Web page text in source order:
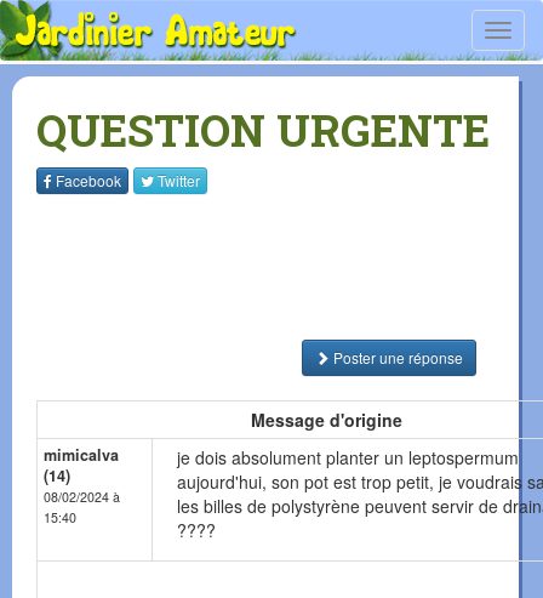
QUESTION URGENTE
Facebook Twitter
Poster une réponse
Message d'origine
mimicalva
(14)
08/02/2024 à
15:40
je dois absolument planter un leptospermum
aujourd'hui, son pot est trop petit, je voudrais
les billes de polystyrène peuvent servir de
????